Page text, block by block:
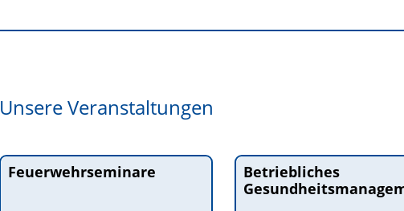
Unsere Veranstaltungen
Feuerwehrseminare
Betriebliches